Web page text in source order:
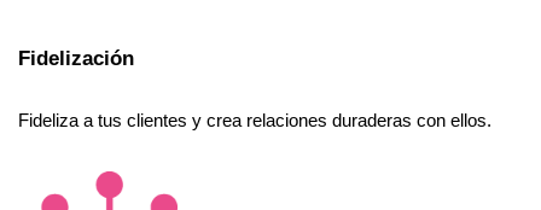
Fidelización
Fideliza a tus clientes y crea relaciones duraderas con ellos.